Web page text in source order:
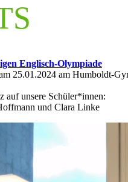
Englisch-Olympiade
25.01.2024 am Humboldt-
auf unsere Schüler*innen:
und Clara Linke